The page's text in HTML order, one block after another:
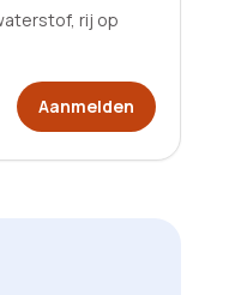
rij op
Aanmelden